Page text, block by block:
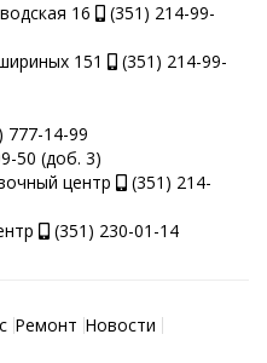
16
(351) 214-99-
151
(351) 214-99-
777-14-99
50 (доб. 3)
центр
(351) 214-
(351) 230-01-14
Ремонт Новости